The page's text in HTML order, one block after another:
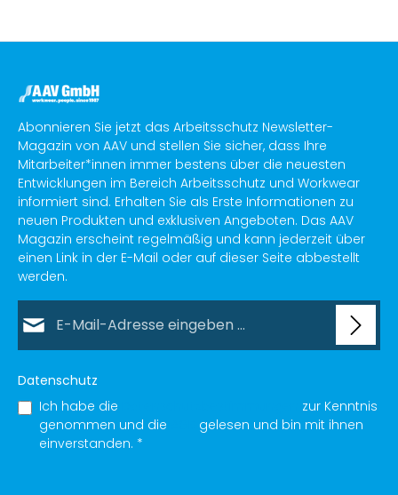
Abonnieren Sie jetzt das Arbeitsschutz Newsletter-
Magazin von AAV und stellen Sie sicher, dass Ihre
Mitarbeiter*innen immer bestens über die neuesten
Entwicklungen im Bereich Arbeitsschutz und Workwear
informiert sind. Erhalten Sie als Erste Informationen zu
neuen Produkten und exklusiven Angeboten. Das AAV
Magazin erscheint regelmäßig und kann jederzeit über
einen Link in der E-Mail oder auf dieser Seite abbestellt
werden.
Datenschutz
Ich habe die
zur Kenntnis
genommen und die
gelesen und bin mit ihnen
einverstanden. *